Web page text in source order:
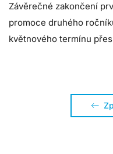
Závěrečné zakončení
promoce druhého
květnového termínu